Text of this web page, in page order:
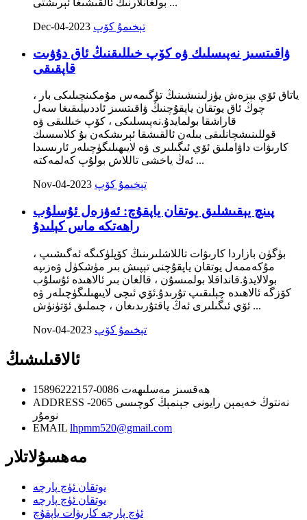
Dec-04-2023 تېخىمۇ كۆپ
ۋاقىتسىز نەپىسلىك ۋە كۆپ خىللىقنىڭ ئاق دۇۋىت
قاپقىقى
ياتاق ئۆي بېزەش يۈزلىنىشىنىڭ تۈگىمەس مۇمكىنچىلىكى بار ،
چوڭ ئاق يوتقان ياپقۇچنىڭ ۋاقىتسىز ئاددىيلىقىغا سەل
قاراشقا بولمايدۇ.نەپىسلىكى ، كۆپ خىللىقى ۋە
قوللىنىشچانلىقى بىلەن ئالقىشقا ئېرىشكەن بۇ كلاسسىك
كارىۋات داۋاملىق ئۆي ئىگىلىرى ۋە لايىھىلىگۈچىلەر ئارىسىدا
ئەڭ ياخشى تاللاش بولۇپ كەلمەكتە ...
Nov-04-2023 تېخىمۇ كۆپ
پىنچ يېقىشلىق يوتقان ياپقۇچ: ئەۋزەل ئۇسلۇب
راھەتكە ماس كېلىدۇ
بۈگۈن بازاردا كارىۋات تاللاشلىرىنىڭ كۆپلۈكىگە ئەگىشىپ ،
مۇكەممەل يوتقان ياپقۇچنى تېپىش بىر مۈشكۈل ۋەزىپە
بولالايدۇ.قانداقلا بولمىسۇن ، قالغان بىر ئالاھىدە ئۇسلۇب
كۆزگە ئالاھىدە چېلىقىپ تۇرىدۇ.ئۆي ئىچى لايىھىلىگۈچىلەر ۋە
ئۆي ئىگىلىرى ئەڭ ياقتۇرىدىغان ، چىملىق ئۆتۈنۈش ...
Nov-04-2023 تېخىمۇ كۆپ
ئالاقىلىشىڭ
ھەقسىز مەسلىھەت 0086-15896222157
ADDRESS نەنتوڭ خەيمېن رايونى جېنمېڭ كوچىسى 2065-
نومۇر
EMAIL lhpmm520@gmail.com
مەھسۇلاتلار
يوتقان ئۈچ پارچە
يوتقان ئۈچ پارچە
ئۈچ پارچە كارىۋات ياپقۇچ